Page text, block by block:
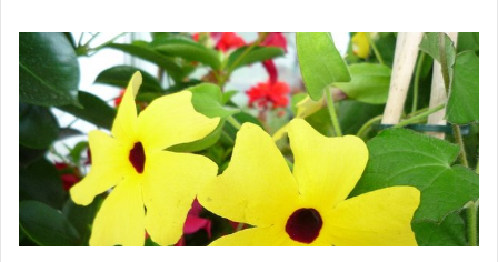
več, tako občasno poklepetamo s posamezniki, ki jih navdušuje
ta zeleni hobi.